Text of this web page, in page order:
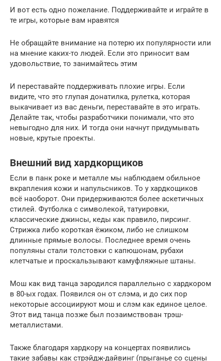
И вот есть одно пожелание. Поддерживайте и играйте в
те игры, которые вам нравятся
Не обращайте внимание на потерю их популярности или
на мнение каких-то людей. Если это приносит вам
удовольствие, то занимайтесь этим
И переставайте поддерживать плохие игры. Если
видите, что это глупая донатилка, рулетка, которая
выкачивает из вас деньги, переставайте в это играть.
Делайте так, чтобы разработчики понимали, что это
невыгодно для них. И тогда они начнут придумывать
новые, крутые проекты.
Внешний вид хардкорщиков
Если в панк роке и металле мы наблюдаем обильное
вкрапления кожи и напульсников. То у хардкощиков
всё наоборот. Они придерживаются более аскетичных
стилей. Футболка с символекой, татуировки,
классические джинсы, кеды как правило, пирсинг.
Стрижка либо короткая ёжиком, либо не слишком
длинные прямые волосы. Последнее время очень
популяны стали толстовки с капюшонам, рубахи
клетчатые и проскальзывают камуфляжные штаны.
Мош как вид танца зародился параллельно с хардкором
в 80-ых годах. Появился он от слэма, и до сих пор
некоторые ассоциируют мош и слэм как единое целое.
Этот вид танца позже был позаимствован трэш-
металлистами.
Также благодаря хардкору на концертах появились
такие забавы как стрэйдж-дайвинг (прыганье со сцены